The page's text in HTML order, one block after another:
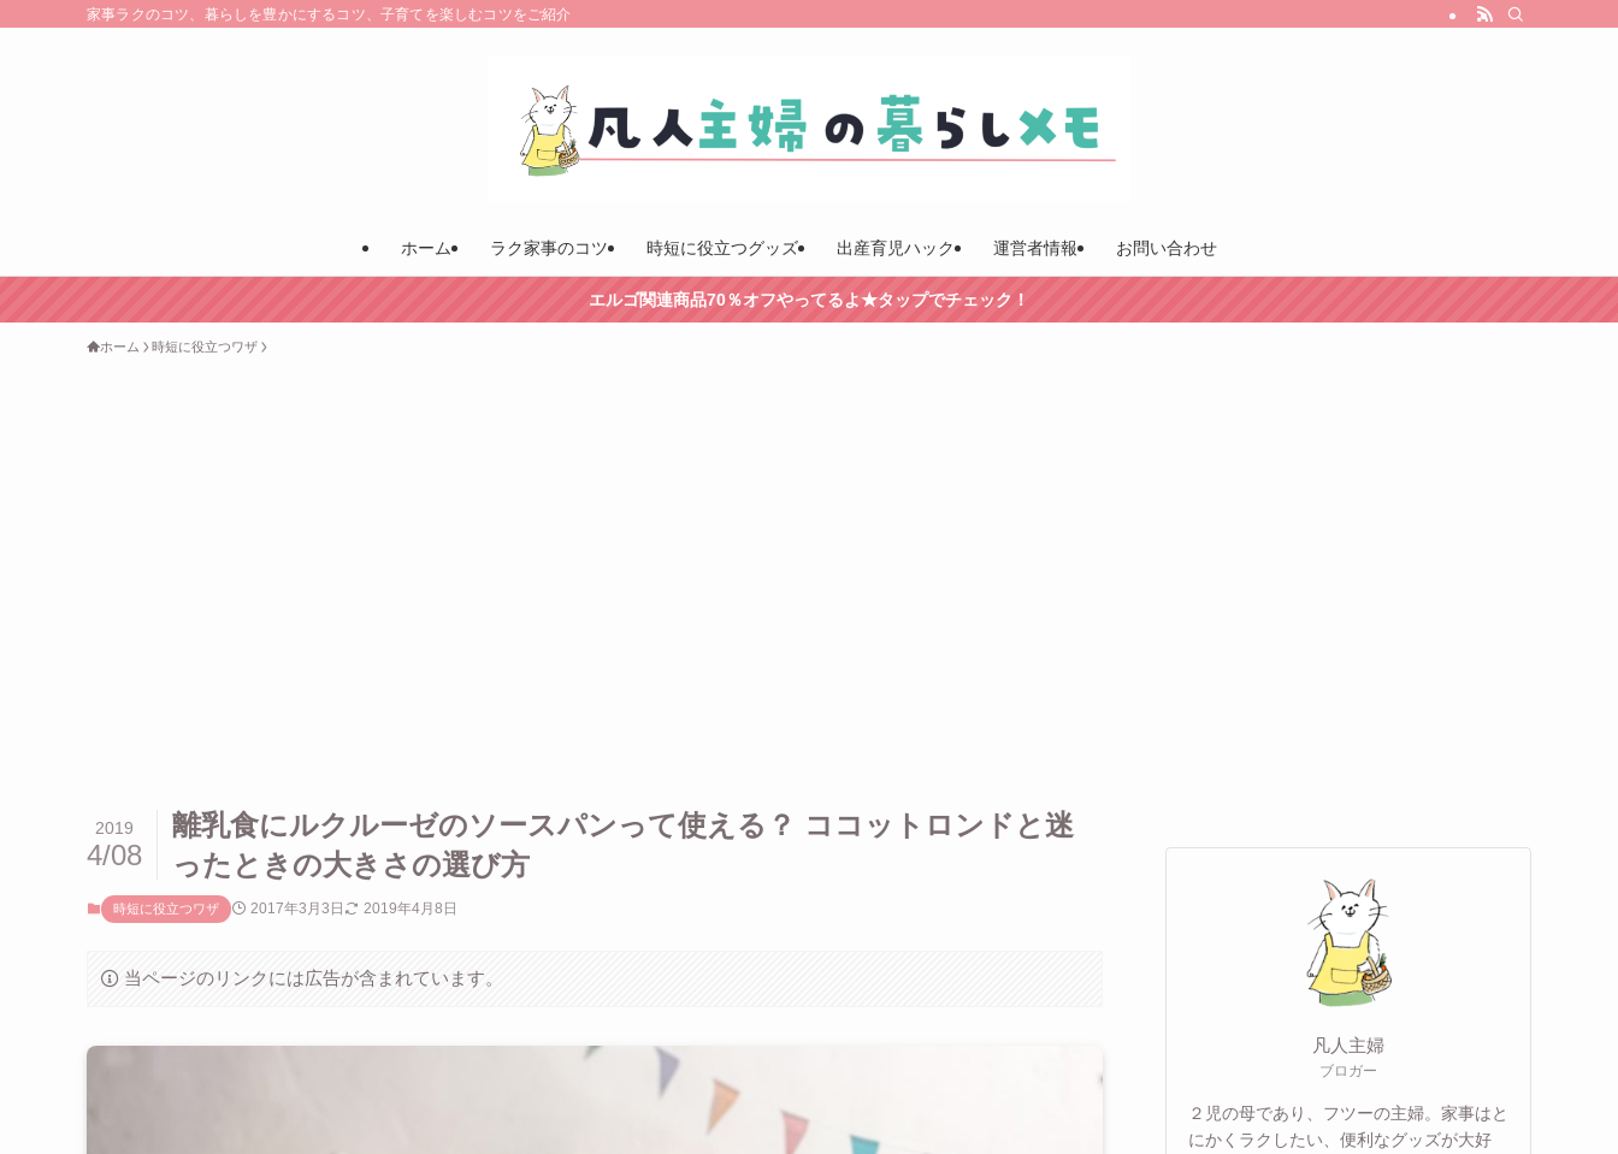
家事ラクのコツ、暮らしを豊かにするコツ、子育てを楽しむコツをご紹介
ホーム ラク家事のコツ 時短に役立つグッズ 出産育児ハック 運営者情報 お問い合わせ
エルゴ関連商品70％オフやってるよ★タップでチェック！
ホーム 時短に役立つワザ
離乳食にルクルーゼのソースパンって使える？ ココットロンドと迷
ったときの大きさの選び方
2019
4/08
時短に役立つワザ 2017年3月3日 2019年4月8日
当ページのリンクには広告が含まれています。
凡人主婦
ブロガー
２児の母であり、フツーの主婦。家事はと
にかくラクしたい、便利なグッズが大好